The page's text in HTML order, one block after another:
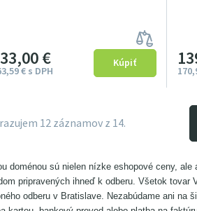
00€
59€ s DPH 170
12záznamov z 14.
doménou sú nielen nízke eshopové ceny,
pripravených ihneď k odberu. Všetok tovar
odberu v Bratislave. Nezabúdame ani na